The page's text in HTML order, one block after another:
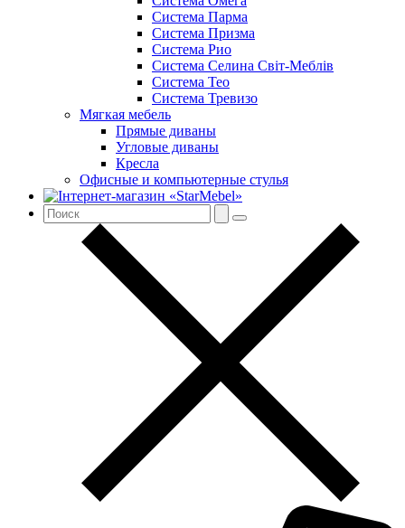
Система Парма
Система Призма
Система Рио
Система Селина Світ-Меблів
Система Тео
Система Тревизо
Мягкая мебель
Прямые диваны
Угловые диваны
Кресла
Офисные и компьютерные стулья